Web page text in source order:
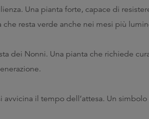
Una pianta forte, capace di
che resta verde anche nei mesi più
dei Nonni. Una pianta che richiede
il tempo dell’attesa. Un